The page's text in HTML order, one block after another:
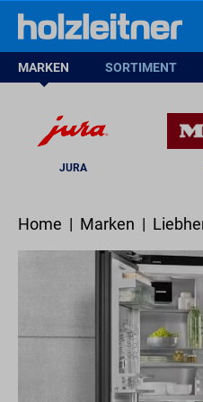
Zur
MARKEN SORTIMENT
JURA
Home | Marken |